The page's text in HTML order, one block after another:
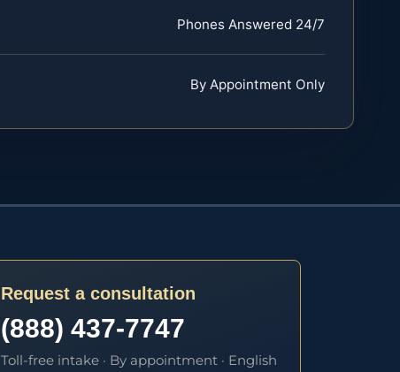
Phones Answered 24/7
By Appointment Only
Request a consultation
(888) 437-7747
Toll-free intake · By appointment · English